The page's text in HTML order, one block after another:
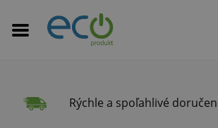
Rýchle a spoľahlivé